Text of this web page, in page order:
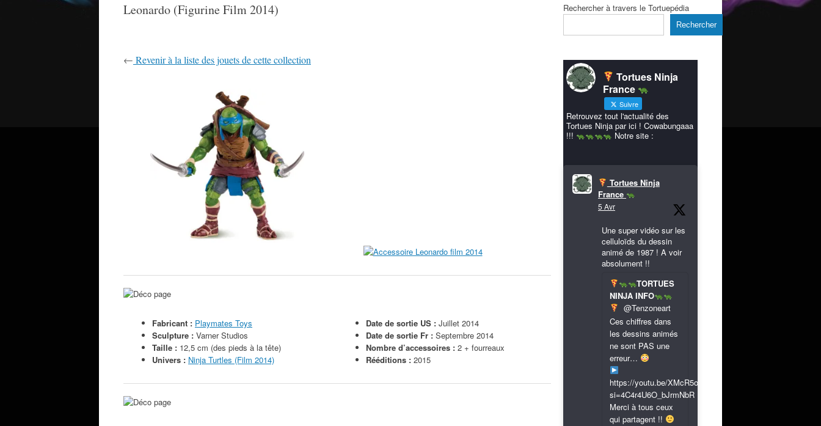
Leonardo (Figurine Film 2014)
← Revenir à la liste des jouets de cette collection
Fabricant : Playmates Toys
Sculpture : Varner Studios
Taille : 12,5 cm (des pieds à la tête)
Univers : Ninja Turtles (Film 2014)
Date de sortie US : Juillet 2014
Date de sortie Fr : Septembre 2014
Nombre d’accessoires : 2 + fourreaux
Rééditions : 2015
Rechercher à travers le Tortuepédia
Rechercher
Tortues Ninja
France
Suivre
Retrouvez tout l'actualité des
Tortues Ninja par ici ! Cowabungaaa
!!!
Notre site :
Tortues Ninja
France
5 Avr
Une super vidéo sur les
celluloïds du dessin
animé de 1987 ! A voir
absolument !!
TORTUES
NINJA INFO
@Tenzoneart
Ces chiffres dans
les dessins animés
ne sont PAS une
erreur…
https://youtu.be/XMcR5or9N8A?
si=4C4r4U6O_bJrmNbR
Merci à tous ceux
qui partagent !!